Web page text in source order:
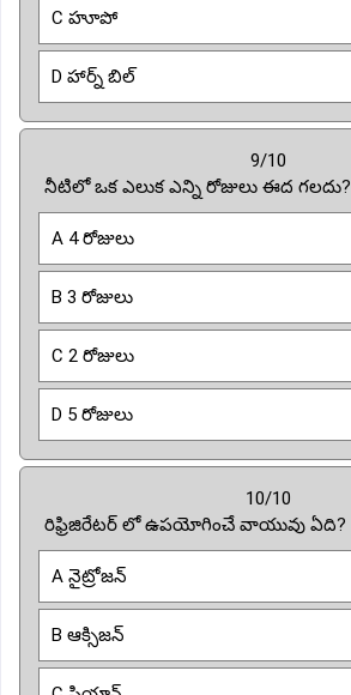
C హూపో
D హార్న్ బిల్
9/10
నీటిలో ఒక ఎలుక ఎన్ని రోజులు ఈద గలదు?
A 4 రోజులు
B 3 రోజులు
C 2 రోజులు
D 5 రోజులు
10/10
రిఫ్రిజిరేటర్ లో ఉపయోగించే వాయువు ఏది?
A నైట్రోజన్
B ఆక్సిజన్